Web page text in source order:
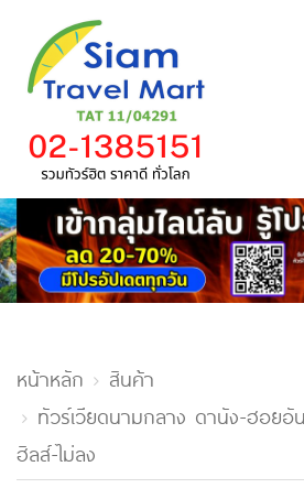
หน้าหลัก
สินค้า
ทัวร์เวียดนามกลาง ดานัง-ฮอย
ฮิลส์-ไม่ลง